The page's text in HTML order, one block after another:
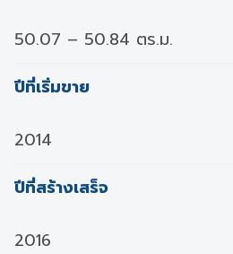
50.07 – 50.84 ตร.ม.
ปีที่เริ่มขาย
2014
ปีที่สร้างเสร็จ
2016